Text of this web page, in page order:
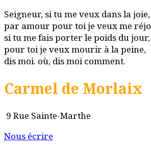
Seigneur, si tu me veux dans la joie,
par amour pour toi je veux me
si tu me fais porter le poids du jour,
pour toi je veux mourir à la peine,
dis moi. où, dis moi comment.
Carmel de Morlaix
9 Rue Sainte-Marthe
Nous écrire